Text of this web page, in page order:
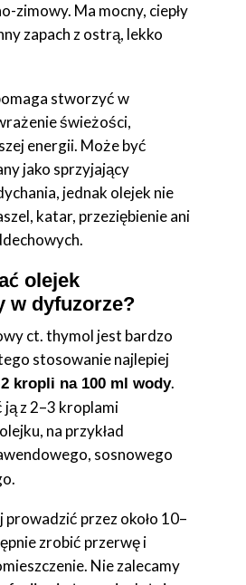
zimowy. Ma mocny, ciepły
zapach z ostrą, lekko
stworzyć w
świeżości,
energii. Może być
jako sprzyjający
jednak olejek nie
katar, przeziębienie ani
olejek
w dyfuzorze?
ct. thymol jest bardzo
stosowanie najlepiej
kropli na 100 ml wody.
ją z 2–3 kroplami
na przykład
sosnowego
prowadzić przez około 10–
zrobić przerwę i
Nie zalecamy